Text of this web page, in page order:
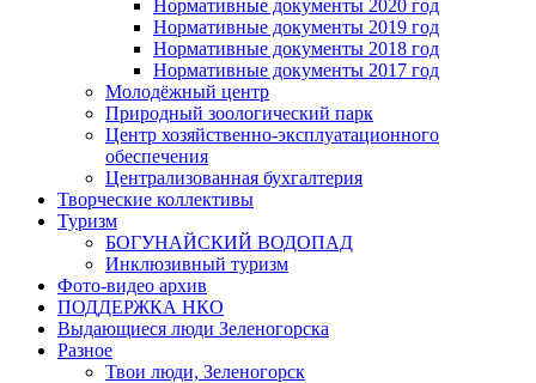
Нормативные документы 2020 год
Нормативные документы 2019 год
Нормативные документы 2018 год
Нормативные документы 2017 год
Молодёжный центр
Природный зоологический парк
Центр хозяйственно-эксплуатационного
обеспечения
Централизованная бухгалтерия
Творческие коллективы
Туризм
БОГУНАЙСКИЙ ВОДОПАД
Инклюзивный туризм
Фото-видео архив
ПОДДЕРЖКА НКО
Выдающиеся люди Зеленогорска
Разное
Твои люди, Зеленогорск